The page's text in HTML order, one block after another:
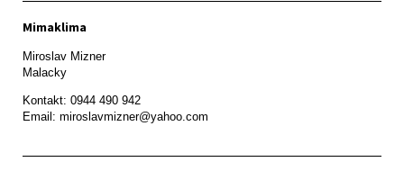
Mimaklima
Miroslav Mizner
Malacky
Kontakt: 0944 490 942